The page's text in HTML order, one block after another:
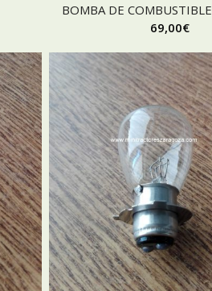
BOMBA DE
69,00€